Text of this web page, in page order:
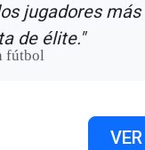
jugadores
de élite."
fútbol